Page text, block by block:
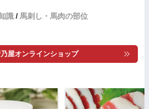
識
馬刺し・馬肉の部位
屋オンラインショップ